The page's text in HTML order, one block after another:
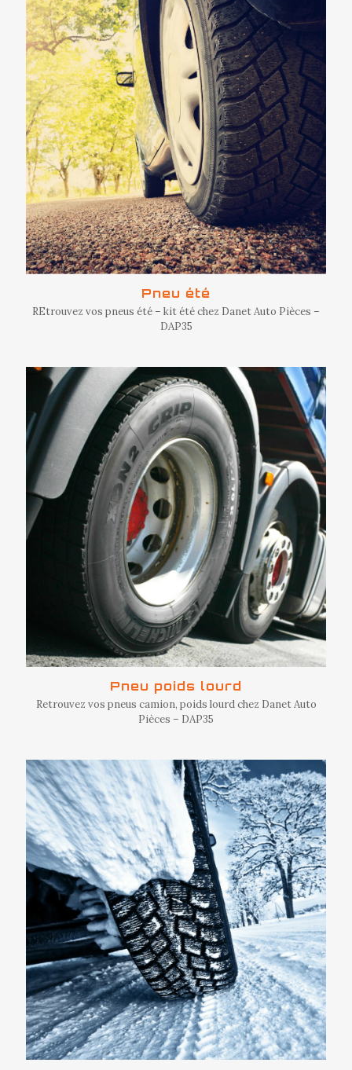
Pneu été
REtrouvez vos pneus été – kit été chez Danet Auto Pièces –
DAP35
Pneu poids lourd
Retrouvez vos pneus camion, poids lourd chez Danet Auto
Pièces – DAP35